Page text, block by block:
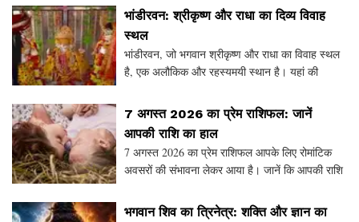
हैं। इन मंदिरों से जुड़ी पौराणिक कथाएं
भांडीरवन: श्रीकृष्ण और राधा का दिव्य विवाह
स्थल
भांडीरवन, जो भगवान श्रीकृष्ण और राधा का विवाह स्थल
है, एक अलौकिक और रहस्यमयी स्थान है। यहां की
बनाती हैं। जानें इस स्थल की महत्ता, राधा-कृष्ण का वि
7 अगस्त 2026 का प्रेम राशिफल: जानें
आपकी राशि का हाल
7 अगस्त 2026 का प्रेम राशिफल आपके लिए रोमांटिक
अवसरों की संभावना लेकर आया है। जानें कि आपकी राशि
रिश्ते में नई ऊर्जा आएगी? क्या आप अपने साथी के साथ सु
भगवान शिव का त्रिनेत्र: शक्ति और ज्ञान का